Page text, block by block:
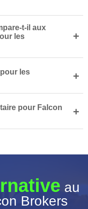
t-il aux
les
+
les
+
pour Falcon
+
au
Brokers